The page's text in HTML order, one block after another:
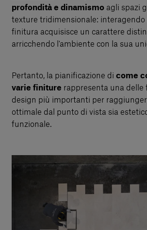
profondità e dinamismo agli spazi
texture tridimensionale: interagendo
finitura acquisisce un carattere
arricchendo l'ambiente con la sua
Pertanto, la pianificazione di come
varie finiture rappresenta una delle
design più importanti per
ottimale dal punto di vista sia
funzionale.